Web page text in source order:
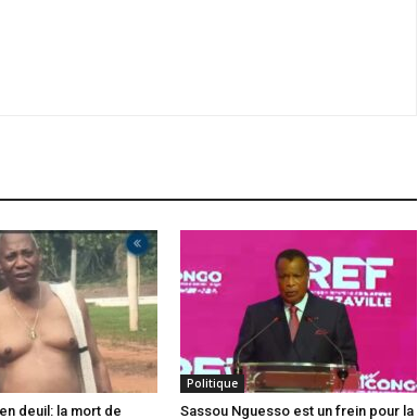
deuil: la mort de
Politique
Sassou Nguesso est un frein pour la